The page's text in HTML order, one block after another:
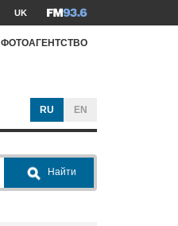
UK
ФОТОАГЕНТСТВО
RU EN
Найти